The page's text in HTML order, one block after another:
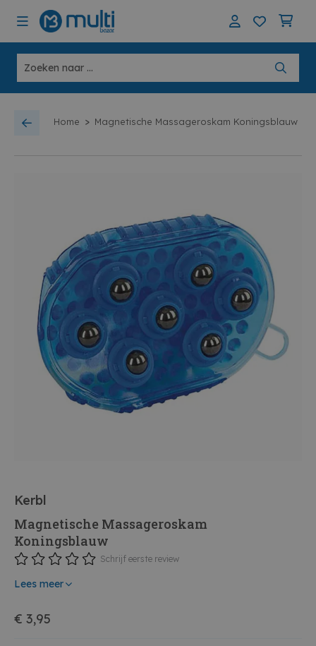
Home > Magnetische Massageroskam Koningsblauw
Kerbl
Magnetische Massageroskam
Koningsblauw
Schrijf eerste review
Lees meer
€ 3,95